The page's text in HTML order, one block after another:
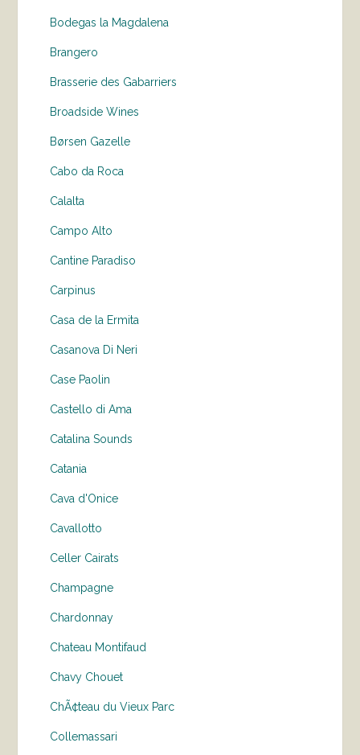
Bodegas la Magdalena
Brangero
Brasserie des Gabarriers
Broadside Wines
Børsen Gazelle
Cabo da Roca
Calalta
Campo Alto
Cantine Paradiso
Carpinus
Casa de la Ermita
Casanova Di Neri
Case Paolin
Castello di Ama
Catalina Sounds
Catania
Cava d'Onice
Cavallotto
Celler Cairats
Champagne
Chardonnay
Chateau Montifaud
Chavy Chouet
ChÃ¢teau du Vieux Parc
Collemassari